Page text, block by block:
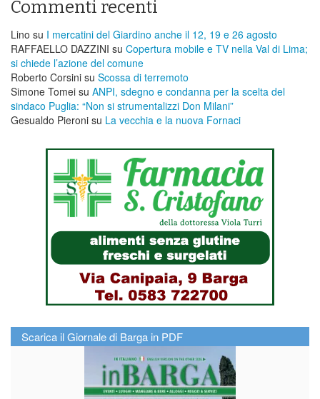
Commenti recenti
Lino su I mercatini del Giardino anche il 12, 19 e 26 agosto
RAFFAELLO DAZZINI su ​Copertura mobile e TV nella Val di Lima;
si chiede l’azione del comune
Roberto Corsini su Scossa di terremoto
Simone Tomei su ANPI, sdegno e condanna per la scelta del
sindaco Puglia: “Non si strumentalizzi Don Milani”
Gesualdo Pieroni su La vecchia e la nuova Fornaci
Scarica il Giornale di Barga in PDF